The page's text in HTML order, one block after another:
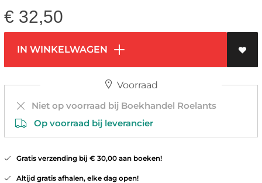
€ 32,50
IN WINKELWAGEN
Voorraad
Niet op voorraad bij Boekhandel Roelants
Op voorraad bij leverancier
Gratis verzending bij € 30,00 aan boeken!
Altijd gratis afhalen, elke dag open!